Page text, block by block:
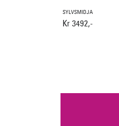
SYLVSMIDJA
Kr 3492,-